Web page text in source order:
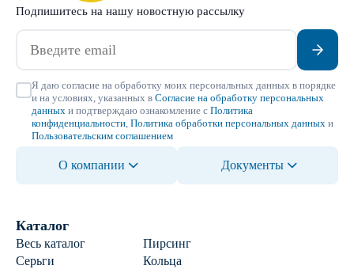
Подпишитесь на нашу новостную рассылку
Я даю согласие на обработку моих персональных данных в порядке
и на условиях, указанных в Согласие на обработку персональных
данных и подтверждаю ознакомление с Политика
конфиденциальности Политика обработки персональных данных и
Пользовательским соглашением
О компании Документы
Каталог
Весь каталог
Пирсинг
Серьги
Кольца